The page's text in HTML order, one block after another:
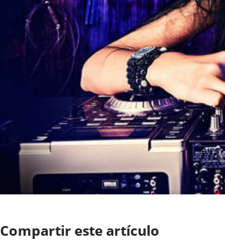
Compartir este artículo